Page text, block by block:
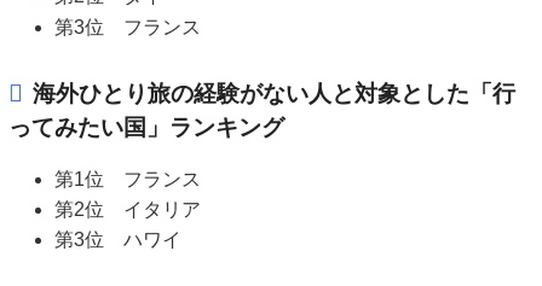
第3位 フランス
海外ひとり旅の経験がない人と対象とした「行
ってみたい国」ランキング
第1位 フランス
第2位 イタリア
第3位 ハワイ